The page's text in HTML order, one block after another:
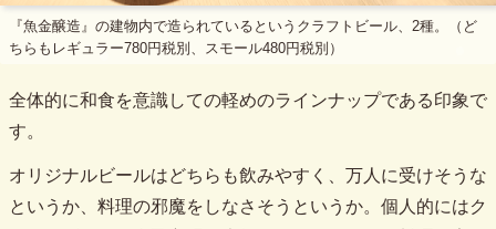
『魚金醸造』の建物内で造られているというクラフトビール、2種。（ど
ちらもレギュラー780円税別、スモール480円税別）
全体的に和食を意識しての軽めのラインナップである印象で
す。
オリジナルビールはどちらも飲みやすく、万人に受けそうな
というか、料理の邪魔をしなさそうというか。個人的にはク